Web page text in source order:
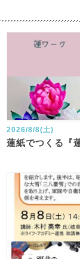
2026/8/8(土)
蓮紙でつくる『